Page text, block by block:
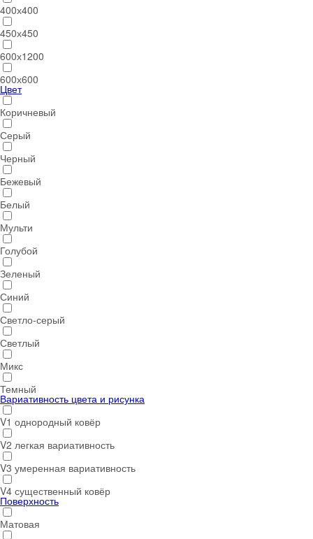
400х400
450х450
600х1200
600х600
Цвет
Коричневый
Серый
Черный
Бежевый
Белый
Мульти
Голубой
Зеленый
Синий
Светло-серый
Светлый
Микс
Темный
Вариативность цвета и рисунка
V1 однородный ковёр
V2 легкая вариативность
V3 умеренная вариативность
V4 существенный ковёр
Поверхность
Матовая